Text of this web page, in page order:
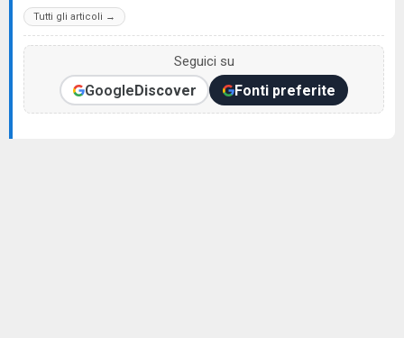
Tutti gli articoli →
Seguici su
GoogleDiscover Fonti preferite